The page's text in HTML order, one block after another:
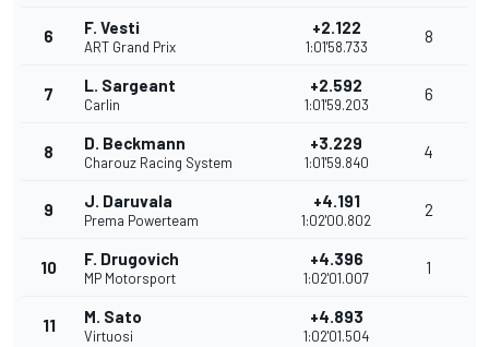
6 F. Vesti
ART Grand Prix
+2.122
1:01'58.733
8
7 L. Sargeant
Carlin
+2.592
1:01'59.203
6
8 D. Beckmann
Charouz Racing System
+3.229
1:01'59.840
4
9 J. Daruvala
Prema Powerteam
+4.191
1:02'00.802
2
10 F. Drugovich
MP Motorsport
+4.396
1:02'01.007
1
11 M. Sato
Virtuosi
+4.893
1:02'01.504